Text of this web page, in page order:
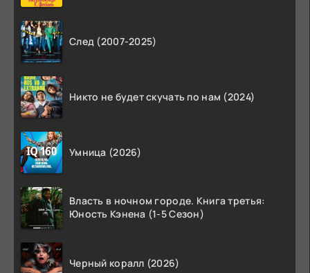
След (2007-2025)
Никто не будет скучать по нам (2024)
Умница (2026)
Власть в ночном городе. Книга третья:
Юность Кэнена (1-5 Сезон)
Черный коралл (2026)